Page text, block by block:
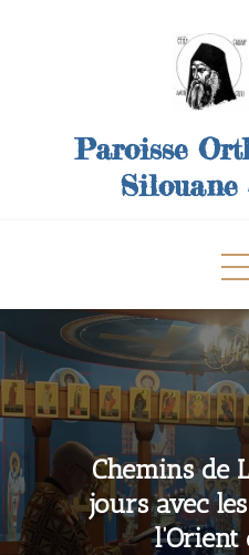
Paroisse
Chemins de
jours avec